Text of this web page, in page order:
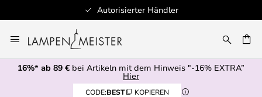
Autorisierter Händler
Inhalt
springen
16%* ab 89 € bei Artikeln mit dem Hinweis "-16% EXTRA”
Hier
CODE:BEST KOPIEREN